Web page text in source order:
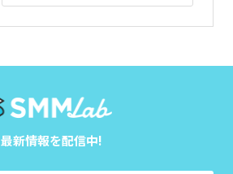
最新情報を配信中!